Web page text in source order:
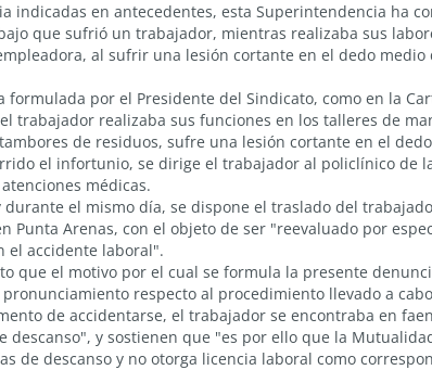
indicadas en antecedentes, esta Superintendencia ha
que sufrió un trabajador, mientras realizaba sus
al sufrir una lesión cortante en el dedo medio
por el Presidente del Sindicato, como en la
trabajador realizaba sus funciones en los talleres de
de residuos, sufre una lesión cortante en el
el infortunio, se dirige el trabajador al policlínico de
médicas.
el mismo día, se dispone el traslado del
Punta Arenas, con el objeto de ser "reevaluado por
el accidente laboral".
que el motivo por el cual se formula la presente
respecto al procedimiento llevado a
de accidentarse, el trabajador se encontraba en
descanso", y sostienen que "es por ello que la
de descanso y no otorga licencia laboral como